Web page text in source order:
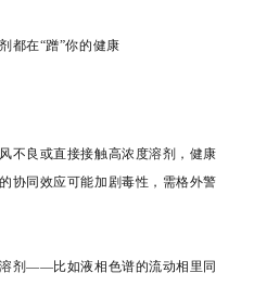
都在“蹭”你的健康
不良或直接接触高浓度溶剂，健康
协同效应可能加剧毒性，需格外警
剂——比如液相色谱的流动相里同